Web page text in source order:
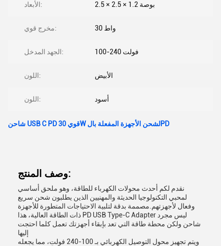
الأبعاد: 2.5 × 2.5 × 1.2 بوصة
مخرج قوي: 30 واط
الجهد المدخل: 100-240 فولت
اللون: الأبيض
اللون: أسود
شاحن USB C PD قوي 30W لشحن الأجهزة المفعلة بالPD
وصف المنتج:
نقدم لكم أحدث محولات الكهرباء للطاقة، وهو ملحق أساسي
لمحبي التكنولوجيا الحديثة والمهنيين الذين يطلبون شحن سريع
وفعال لأجهزتهم.مصممة بدقة لتلبية الاحتياجات المتطورة للأجهزة
ذات الطاقة العالية، هذا PD USB Type-C Adapter ليس مجرد
شاحن ولكن محطة طاقة التي تعد بإبقاء أجهزتك تعمل كلما احتجت
إليها
ويتم تجهيز محول التوصيل الكهربائي بـ 100-240 فولت، مما يجعله